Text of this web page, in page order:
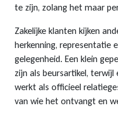
te zijn, zolang het maar
Zakelijke klanten kijken
herkenning, representatie
gelegenheid. Een klein
zijn als beursartikel,
werkt als officieel
van wie het ontvangt en